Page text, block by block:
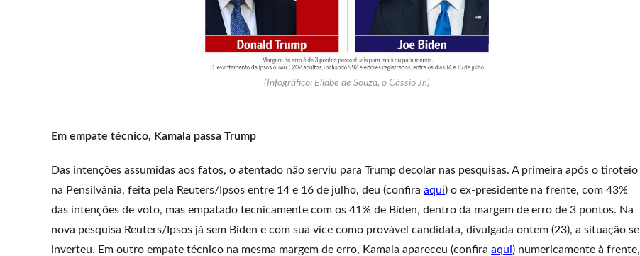
(Infográfico: Eliabe de Souza, o Cássio Jr.)
Em empate técnico, Kamala passa Trump
Das intenções assumidas aos fatos, o atentado não serviu para Trump decolar nas pesquisas. A primeira após o tiroteio
na Pensilvânia, feita pela Reuters/Ipsos entre 14 e 16 de julho, deu (confira aqui) o ex-presidente na frente, com 43%
das intenções de voto, mas empatado tecnicamente com os 41% de Biden, dentro da margem de erro de 3 pontos. Na
nova pesquisa Reuters/Ipsos já sem Biden e com sua vice como provável candidata, divulgada ontem (23), a situação se
inverteu. Em outro empate técnico na mesma margem de erro, Kamala apareceu (confira aqui) numericamente à frente,